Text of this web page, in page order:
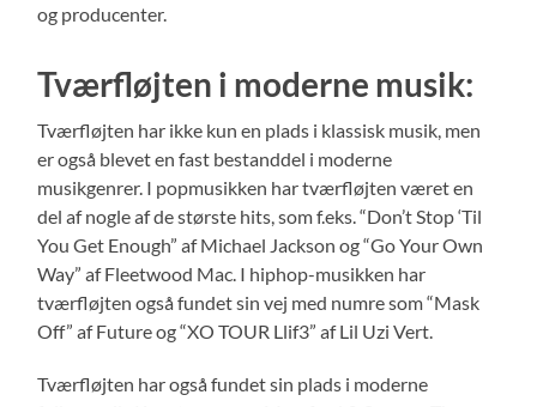
og producenter.
Tværfløjten i moderne musik:
Tværfløjten har ikke kun en plads i klassisk musik, men
er også blevet en fast bestanddel i moderne
musikgenrer. I popmusikken har tværfløjten været en
del af nogle af de største hits, som f.eks. “Don’t Stop ‘Til
You Get Enough” af Michael Jackson og “Go Your Own
Way” af Fleetwood Mac. I hiphop-musikken har
tværfløjten også fundet sin vej med numre som “Mask
Off” af Future og “XO TOUR Llif3” af Lil Uzi Vert.
Tværfløjten har også fundet sin plads i moderne